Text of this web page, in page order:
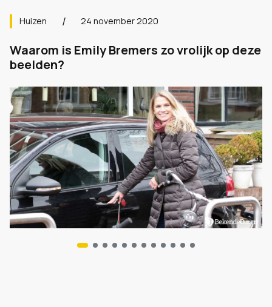
Huizen 24 november 2020
Waarom is Emily Bremers zo vrolijk op deze
beelden?